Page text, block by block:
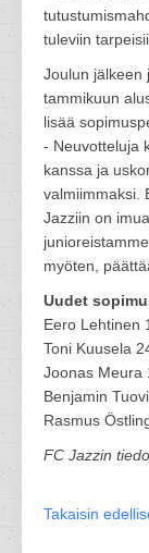
tuleviin
Joulun jälkeen
tammikuun
lisää
- Neuvotteluja
kanssa ja
valmiimmaksi.
Jazziin on
myöten,
Uudet
Eero Lehtinen
Toni Kuusela
Joonas Meura
Benjamin
Rasmus
FC Jazzin
Takaisin